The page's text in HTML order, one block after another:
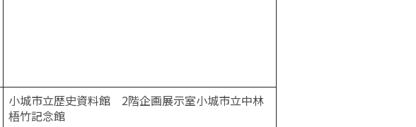
小城市立歴史資料館 2階企画展示室小城市立中林
梧竹記念館